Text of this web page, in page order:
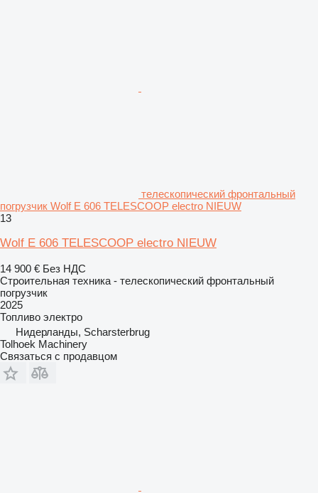
телескопический фронтальный
погрузчик Wolf E 606 TELESCOOP electro NIEUW
13
Wolf E 606 TELESCOOP electro NIEUW
14 900 € Без НДС
Строительная техника - телескопический фронтальный
погрузчик
2025
Топливо электро
Нидерланды, Scharsterbrug
Tolhoek Machinery
Связаться с продавцом